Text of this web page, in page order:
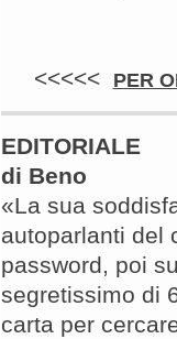
<<<<< PER
EDITORIALE
di Beno
«La sua
autoparlanti del
password, poi
segretissimo di
carta per